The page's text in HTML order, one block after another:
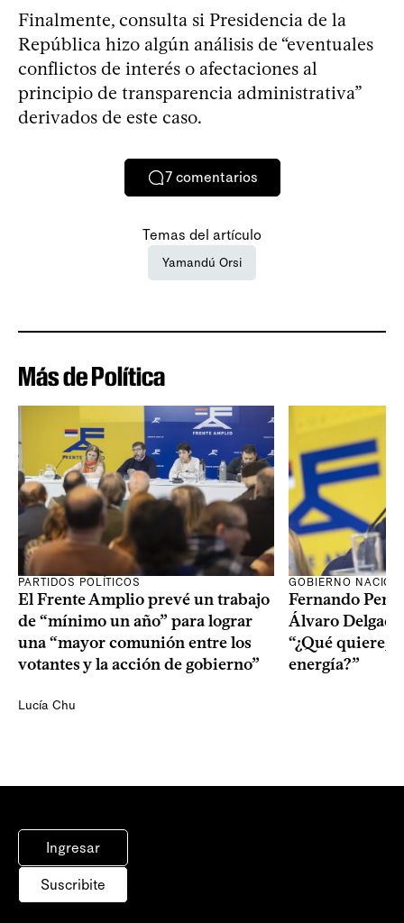
Finalmente, consulta si Presidencia de la
República hizo algún análisis de “eventuales
conflictos de interés o afectaciones al
principio de transparencia administrativa”
derivados de este caso.
7 comentarios
Temas del artículo
Yamandú Orsi
Más de Política
PARTIDOS POLÍTICOS
El Frente Amplio prevé un trabajo
de “mínimo un año” para lograr
una “mayor comunión entre los
votantes y la acción de gobierno”
Lucía Chu
GOBIERNO
Fernando
Álvaro
“¿Qué quiere,
energía?”
Ingresar
Suscribite